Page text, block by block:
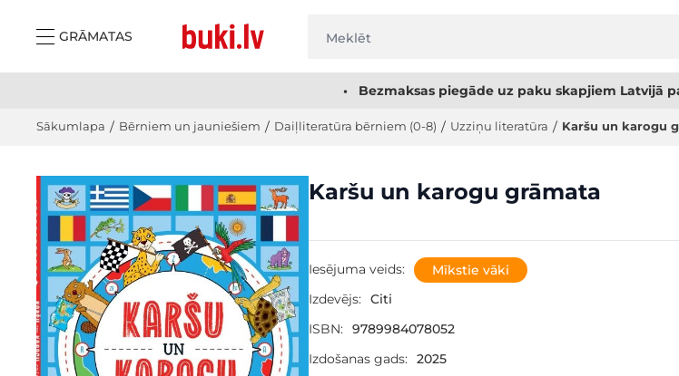
GRĀMATAS
• Bezmaksas piegāde uz paku skapjiem Latvijā
Sākumlapa / Bērniem un jauniešiem / Daiļliteratūra bērniem (0-8) / Uzziņu literatūra / Karšu un karogu
Main image
Click to view image in fullscreen Karšu un karogu grāmata
Iesējuma veids:
Mīkstie vāki
Izdevējs:
Citi
ISBN:
9789984078052
Izdošanas gads:
2025